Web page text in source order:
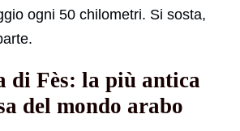
ogni 50 chilometri. Si sosta,
di Fès: la più antica
del mondo arabo